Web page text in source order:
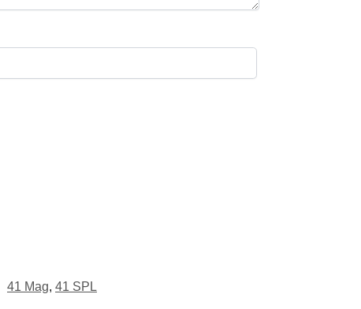
41 Mag, 41 SPL